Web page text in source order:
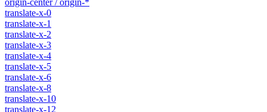
translate-x-0
translate-x-1
translate-x-2
translate-x-3
translate-x-4
translate-x-5
translate-x-6
translate-x-8
translate-x-10
translate-x-12